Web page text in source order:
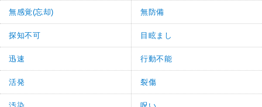
無感覚(忘却) 無防備
探知不可 目眩まし
迅速 行動不能
活発 裂傷